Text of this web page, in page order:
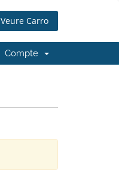
Veure Carro
Compte